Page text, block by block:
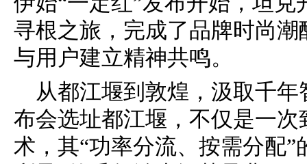
寻根之旅，完成了品牌时尚
与用户建立精神共鸣。
从都江堰到敦煌，汲取千
布会选址都江堰，不仅是一
术，其“功率分流、按需分配